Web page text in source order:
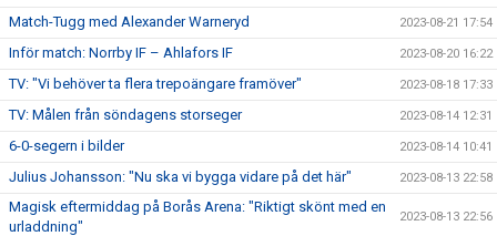
Match-Tugg med Alexander Warneryd 2023-08-21 17:54
Inför match: Norrby IF – Ahlafors IF 2023-08-20 16:22
TV: "Vi behöver ta flera trepoängare framöver" 2023-08-18 17:33
TV: Målen från söndagens storseger 2023-08-14 12:31
6-0-segern i bilder 2023-08-14 10:41
Julius Johansson: "Nu ska vi bygga vidare på det här" 2023-08-13 22:58
Magisk eftermiddag på Borås Arena: "Riktigt skönt med en
urladdning"
2023-08-13 22:56